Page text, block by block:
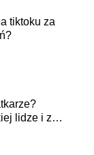
tiktoku za
lidze i za